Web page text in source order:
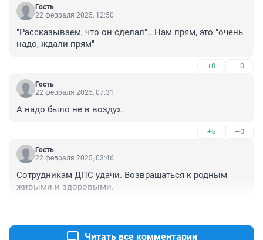
Гость
22 февраля 2025, 12:50
"Рассказываем, что он сделал"...Нам прям, это "очень
надо, ждали прям"
+0 –0
Гость
22 февраля 2025, 07:31
А надо было не в воздух.
+5 –0
Гость
22 февраля 2025, 03:46
Сотрудникам ДПС удачи. Возвращаться к родным
живыми и здоровыми.
Читать все комментарии